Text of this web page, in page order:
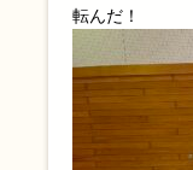
転んだ！